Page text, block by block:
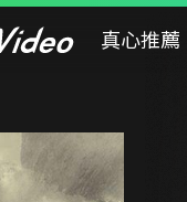
真心推薦